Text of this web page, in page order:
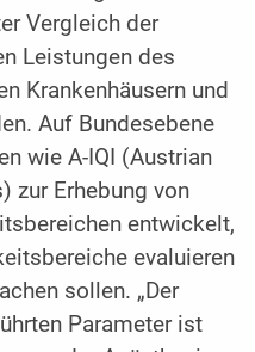
Vergleich der
Leistungen des
Krankenhäusern und
Auf Bundesebene
wie A-IQI (Austrian
zur Erhebung von
entwickelt,
evaluieren
sollen. „Der
Parameter ist